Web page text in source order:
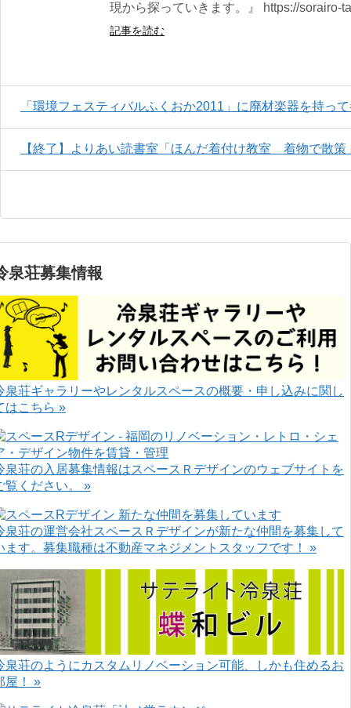
現から探っていきます。』 https://sorairo-
記事を読む
「環境フェスティバルふくおか2011」に廃材楽器を持っ
【終了】よりあい読書室「ほんだ着付け教室 着物で散策
泉荘募集情報
泉荘ギャラリーやレンタルスペースの概要・申し込みに関し
はこちら »
泉荘の入居募集情報はスペースＲデザインのウェブサイトを
覧ください。 »
泉荘の運営会社スペースＲデザインが新たな仲間を募集して
ます。募集職種は不動産マネジメントスタッフです！ »
泉荘のようにカスタムリノベーション可能、しかも住めるお
屋！ »